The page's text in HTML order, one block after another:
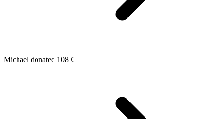
Michael donated 108 €